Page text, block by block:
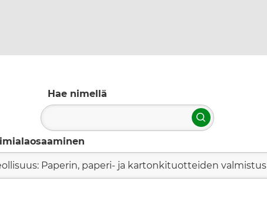
Hae nimellä
Hae
Paperin, paperi- ja kartonkituotteiden valmistus